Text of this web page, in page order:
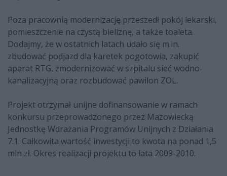
Poza pracownią modernizację przeszedł pokój lekarski,
pomieszczenie na czystą bieliznę, a także toaleta.
Dodajmy, że w ostatnich latach udało się m.in.
zbudować podjazd dla karetek pogotowia, zakupić
aparat RTG, zmodernizować w szpitalu sieć wodno-
kanalizacyjną oraz rozbudować pawilon ZOL.
Projekt otrzymał unijne dofinansowanie w ramach
konkursu przeprowadzonego przez Mazowiecką
Jednostkę Wdrażania Programów Unijnych z Działania
7.1. Całkowita wartość inwestycji to kwota na ponad 1,5
mln zł. Okres realizacji projektu to lata 2009-2010.